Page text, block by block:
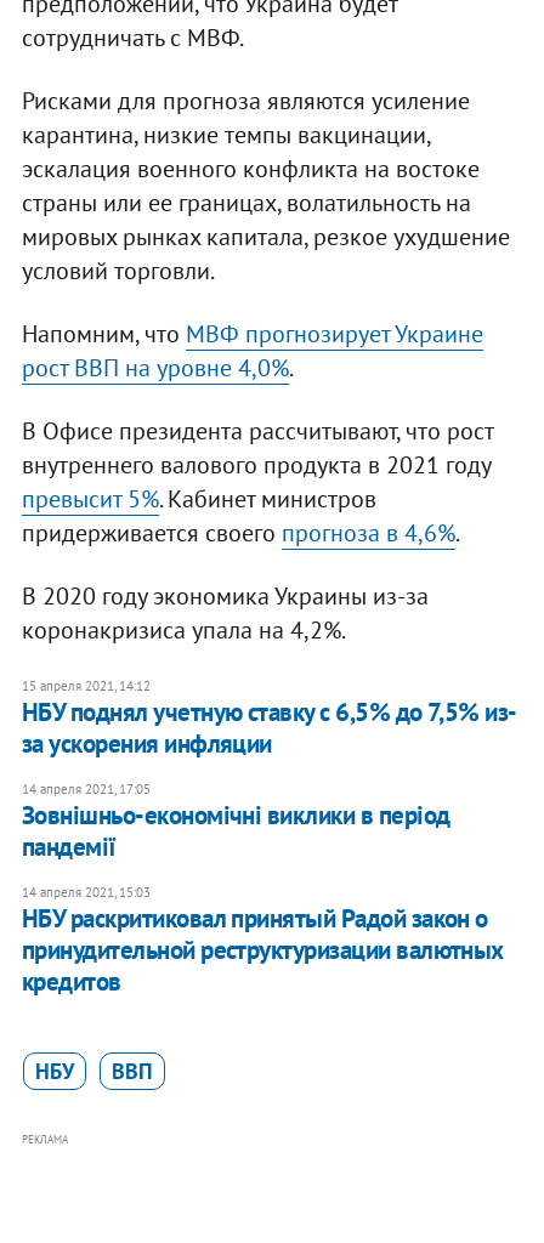
сотрудничать с МВФ.
Рисками для прогноза являются усиление
карантина, низкие темпы вакцинации,
эскалация военного конфликта на востоке
страны или ее границах, волатильность на
мировых рынках капитала, резкое ухудшение
условий торговли.
Напомним, что МВФ прогнозирует Украине
рост ВВП на уровне 4,0%.
В Офисе президента рассчитывают, что рост
внутреннего валового продукта в 2021 году
превысит 5%. Кабинет министров
придерживается своего прогноза в 4,6%.
В 2020 году экономика Украины из-за
коронакризиса упала на 4,2%.
15 апреля 2021, 14:12
НБУ поднял учетную ставку с 6,5% до 7,5% из-
за ускорения инфляции
14 апреля 2021, 17:05
Зовнішньо-економічні виклики в період
пандемії
14 апреля 2021, 15:03
НБУ раскритиковал принятый Радой закон о
принудительной реструктуризации валютных
кредитов
НБУ ВВП
РЕКЛАМА